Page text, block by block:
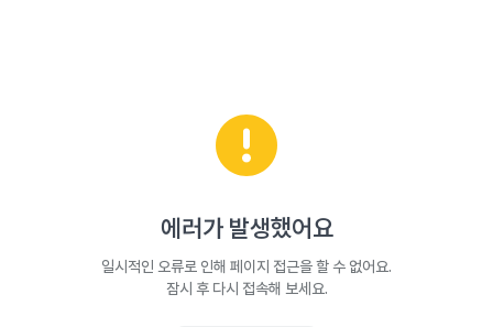
에러가 발생했어요
일시적인 오류로 인해 페이지 접근을 할 수 없어요.
잠시 후 다시 접속해 보세요.